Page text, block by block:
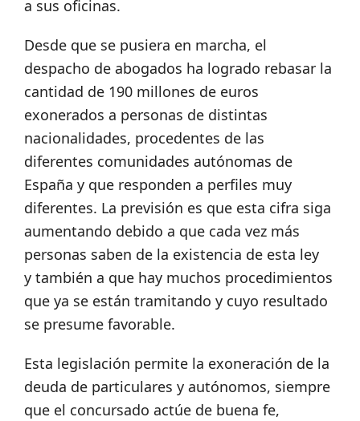
a sus oficinas.
Desde que se pusiera en marcha, el
despacho de abogados ha logrado rebasar la
cantidad de 190 millones de euros
exonerados a personas de distintas
nacionalidades, procedentes de las
diferentes comunidades autónomas de
España y que responden a perfiles muy
diferentes. La previsión es que esta cifra siga
aumentando debido a que cada vez más
personas saben de la existencia de esta ley
y también a que hay muchos procedimientos
que ya se están tramitando y cuyo resultado
se presume favorable.
Esta legislación permite la exoneración de la
deuda de particulares y autónomos, siempre
que el concursado actúe de buena fe,